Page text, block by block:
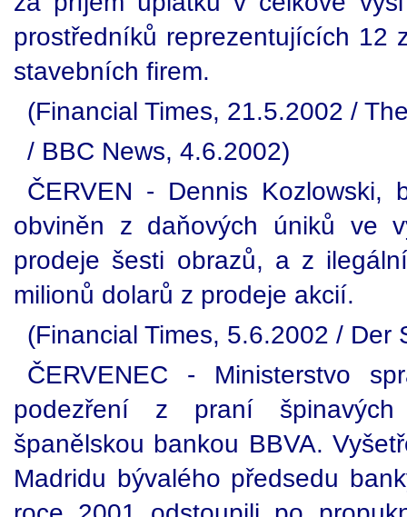
prostředníků reprezentujících 12
stavebních firem.
(Financial Times, 21.5.2002 /
/ BBC News, 4.6.2002)
ČERVEN - Dennis Kozlowski,
obviněn z daňových úniků ve
prodeje šesti obrazů, a z
milionů dolarů z prodeje akcií.
(Financial Times, 5.6.2002 / Der
ČERVENEC - Ministerstvo
podezření z praní
španělskou bankou BBVA.
Madridu bývalého předsedu